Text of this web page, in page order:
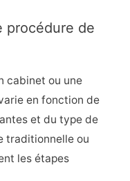
procédure de
cabinet ou une
en fonction de
et du type de
traditionnelle ou
les étapes